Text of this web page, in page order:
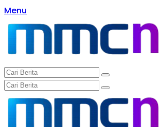
Langsung
ke
konten
Menu